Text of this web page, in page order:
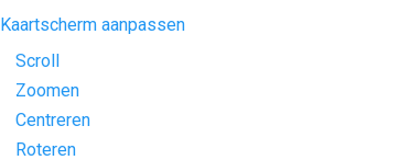
Kaartscherm aanpassen
Scroll
Zoomen
Centreren
Roteren